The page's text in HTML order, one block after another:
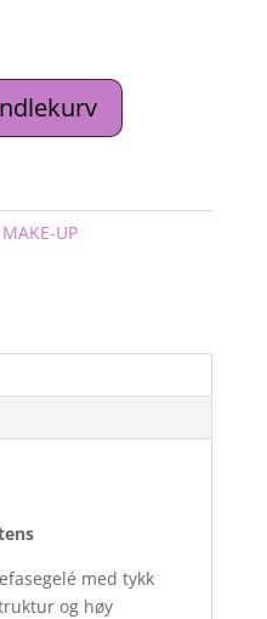
MAKE-UP
med tykk
og høy